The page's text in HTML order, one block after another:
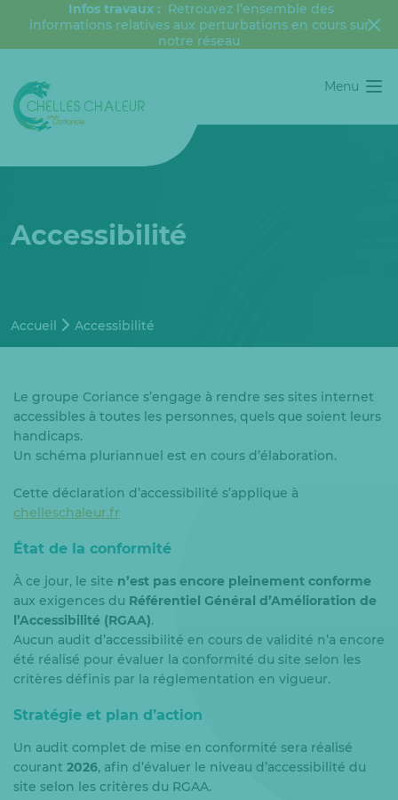
Infos travaux : Retrouvez l’ensemble des
informations relatives aux perturbations en cours sur
notre réseau
Menu
Accessibilité
Accueil Accessibilité
Le groupe Coriance s’engage à rendre ses sites internet
accessibles à toutes les personnes, quels que soient leurs
handicaps.
Un schéma pluriannuel est en cours d’élaboration.
Cette déclaration d’accessibilité s’applique à
chelleschaleur.fr
État de la conformité
À ce jour, le site n’est pas encore pleinement conforme
aux exigences du Référentiel Général d’Amélioration de
l’Accessibilité (RGAA).
Aucun audit d’accessibilité en cours de validité n’a encore
été réalisé pour évaluer la conformité du site selon les
critères définis par la réglementation en vigueur.
Stratégie et plan d’action
Un audit complet de mise en conformité sera réalisé
courant 2026, afin d’évaluer le niveau d’accessibilité du
site selon les critères du RGAA.